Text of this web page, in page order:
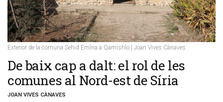
Exterior de la comuna Sehid Emîna a Qamishlo | Joan Vives Cànaves
De baix cap a dalt: el rol de les
comunes al Nord-est de Síria
JOAN VIVES CÀNAVES